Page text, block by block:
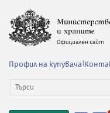
Профил на купувача